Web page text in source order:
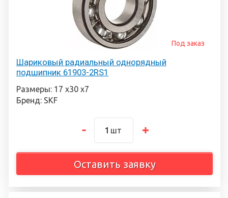
Шариковый радиальный однорядный
подшипник 61903-2RS1
Под заказ
Размеры: 17 х30 х7
Бренд: SKF
шт
Оставить заявку